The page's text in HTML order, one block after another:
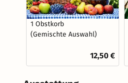
1 Obstkorb
(Gemischte Auswahl)
12,50 €